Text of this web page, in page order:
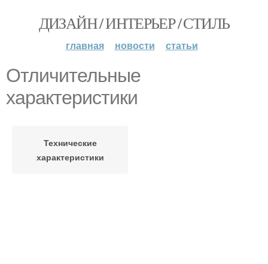
ДИЗАЙН / ИНТЕРЬЕР / СТИЛЬ
главная новости статьи
Отличительные
характеристики
Технические
характеристики